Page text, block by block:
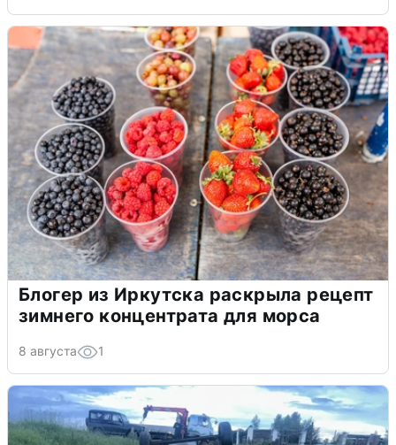
Блогер из Иркутска раскрыла рецепт
зимнего концентрата для морса
8 августа 1